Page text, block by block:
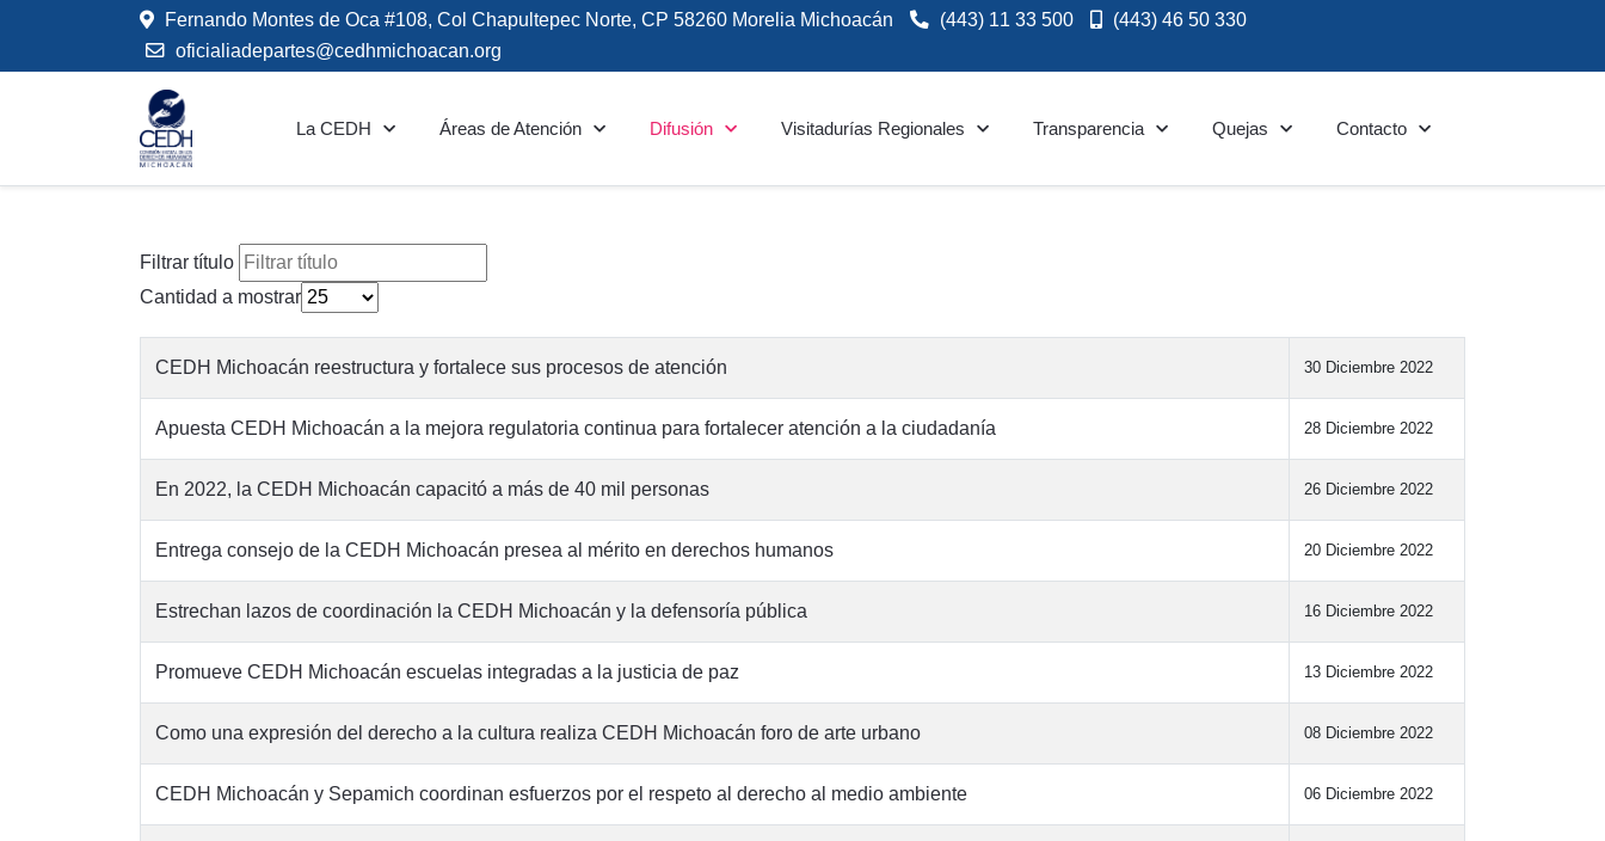
Fernando Montes de Oca #108, Col Chapultepec Norte, CP 58260 Morelia Michoacán (443) 11 33 500
(443) 46 50 330
oficialiadepartes@cedhmichoacan.org
La CEDH Áreas de Atención Difusión Visitadurías Regionales Transparencia Quejas Contacto
Filtrar título
Cantidad a mostrar
CEDH Michoacán reestructura y fortalece sus procesos de atención 30 Diciembre 2022
Apuesta CEDH Michoacán a la mejora regulatoria continua para fortalecer atención a la ciudadanía 28 Diciembre 2022
En 2022, la CEDH Michoacán capacitó a más de 40 mil personas 26 Diciembre 2022
Entrega consejo de la CEDH Michoacán presea al mérito en derechos humanos 20 Diciembre 2022
Estrechan lazos de coordinación la CEDH Michoacán y la defensoría pública 16 Diciembre 2022
Promueve CEDH Michoacán escuelas integradas a la justicia de paz 13 Diciembre 2022
Como una expresión del derecho a la cultura realiza CEDH Michoacán foro de arte urbano 08 Diciembre 2022
CEDH Michoacán y Sepamich coordinan esfuerzos por el respeto al derecho al medio ambiente 06 Diciembre 2022